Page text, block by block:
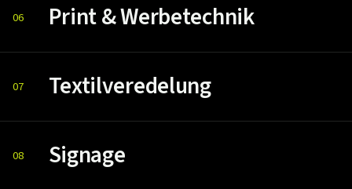
06 Print & Werbetechnik
07 Textilveredelung
08 Signage